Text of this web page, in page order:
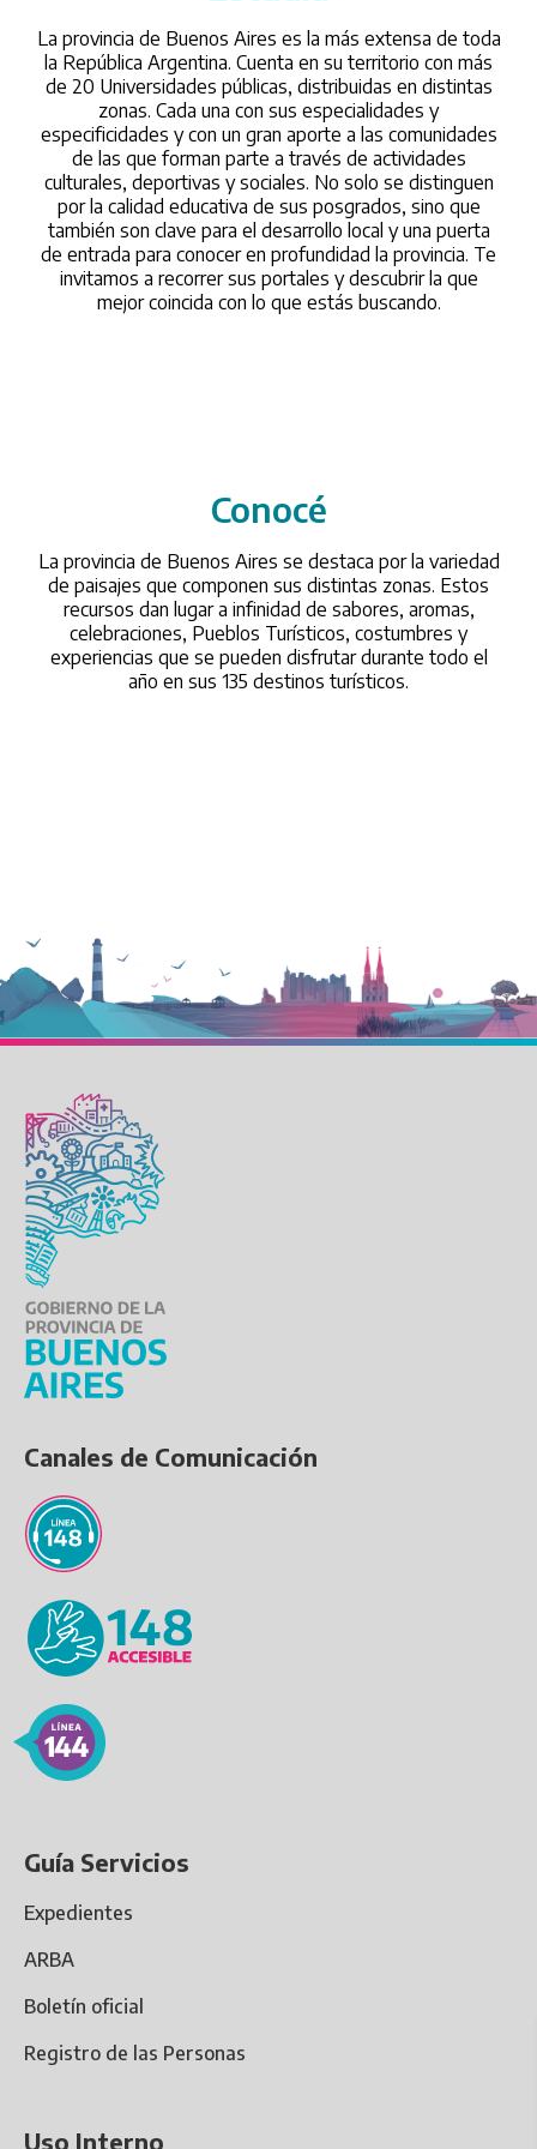
La provincia de Buenos Aires es la más extensa de toda
la República Argentina. Cuenta en su territorio con más
de 20 Universidades públicas, distribuidas en distintas
zonas. Cada una con sus especialidades y
especificidades y con un gran aporte a las comunidades
de las que forman parte a través de actividades
culturales, deportivas y sociales. No solo se distinguen
por la calidad educativa de sus posgrados, sino que
también son clave para el desarrollo local y una puerta
de entrada para conocer en profundidad la provincia. Te
invitamos a recorrer sus portales y descubrir la que
mejor coincida con lo que estás buscando.
Conocé
/conoce
La provincia de Buenos Aires se destaca por la variedad
de paisajes que componen sus distintas zonas. Estos
recursos dan lugar a infinidad de sabores, aromas,
celebraciones, Pueblos Turísticos, costumbres y
experiencias que se pueden disfrutar durante todo el
año en sus 135 destinos turísticos.
Canales de Comunicación
Guía Servicios
Expedientes
ARBA
Boletín oficial
Registro de las Personas
Uso Interno